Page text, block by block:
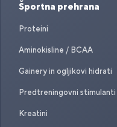
Športna prehrana
Proteini
Aminokisline / BCAA
Gainery in ogljikovi hidrati
Predtreningovni stimulanti
Kreatini